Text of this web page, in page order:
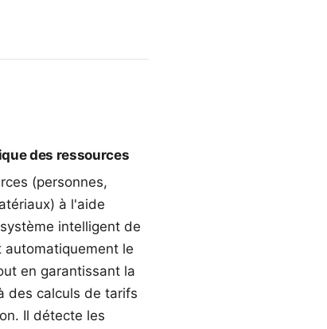
des ressources
(personnes,
) à l'aide
intelligent de
le
en garantissant la
des calculs de tarifs
Il détecte les